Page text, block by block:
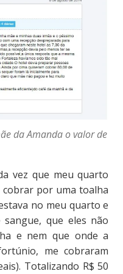
da Amanda o valor de
vez que meu quarto
por uma toalha
no meu quarto e
sangue, que eles não
e nem que onde a
me cobraram
Totalizando R$ 50